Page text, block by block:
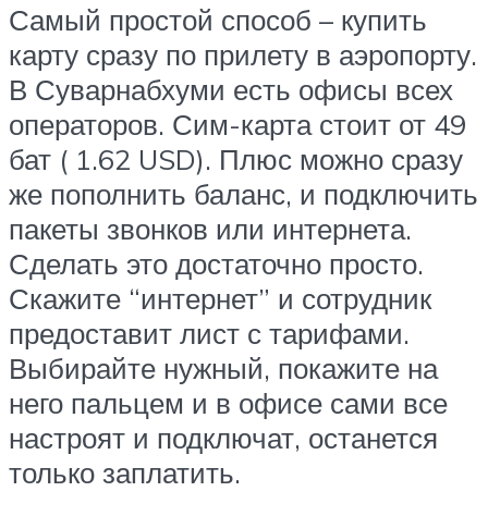
Самый простой способ – купить
карту сразу по прилету в аэропорту.
В Суварнабхуми есть офисы всех
операторов. Сим-карта стоит от 49
бат ( 1.62 USD). Плюс можно сразу
же пополнить баланс, и подключить
пакеты звонков или интернета.
Сделать это достаточно просто.
Скажите “интернет” и сотрудник
предоставит лист с тарифами.
Выбирайте нужный, покажите на
него пальцем и в офисе сами все
настроят и подключат, останется
только заплатить.